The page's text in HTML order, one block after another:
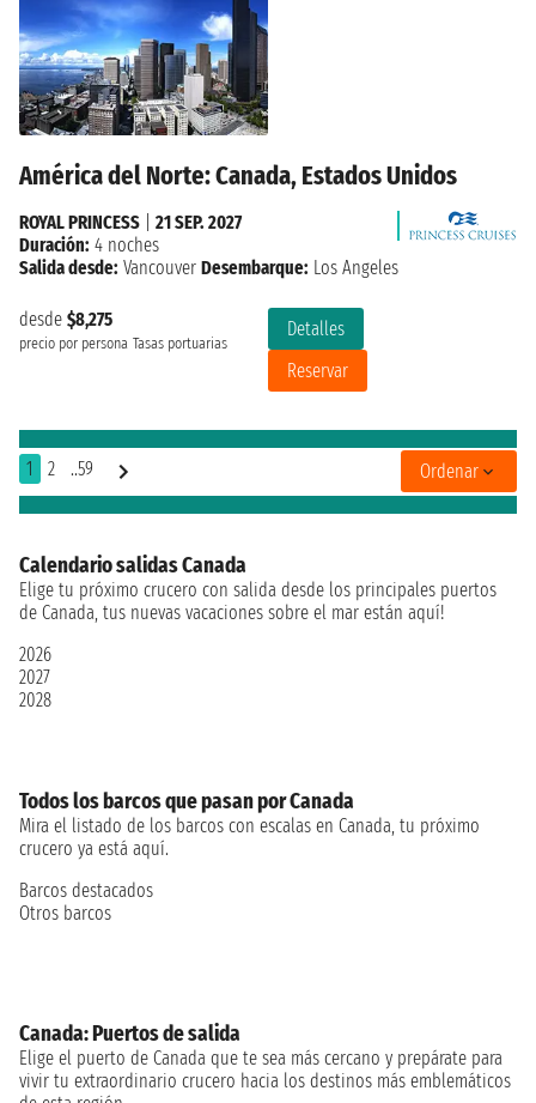
América del Norte: Canada, Estados Unidos
desde $8,275
precio por persona Tasas portuarias
Detalles
Reservar
ROYAL PRINCESS
21 SEP. 2027
Duración: 4 noches
Salida desde: Vancouver Desembarque: Los Angeles
1 2 ..59 Ordenar
Calendario salidas Canada
Elige tu próximo crucero con salida desde los principales puertos
de Canada, tus nuevas vacaciones sobre el mar están aquí!
2026
2027
2028
Todos los barcos que pasan por Canada
Mira el listado de los barcos con escalas en Canada, tu próximo
crucero ya está aquí.
Barcos destacados
Otros barcos
Canada: Puertos de salida
Elige el puerto de Canada que te sea más cercano y prepárate para
vivir tu extraordinario crucero hacia los destinos más emblemáticos